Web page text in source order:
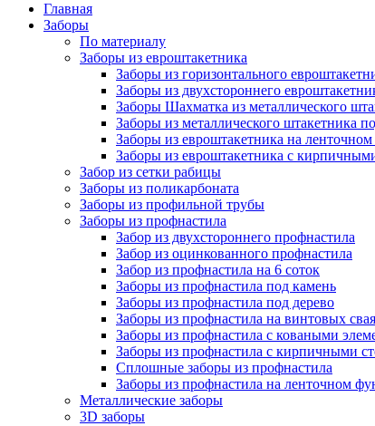
Главная
Заборы
По материалу
Заборы из евроштакетника
Заборы из горизонтального
Заборы из двухстороннего
Заборы Шахматка из металлического
Заборы из металлического штакетника
Заборы из евроштакетника на
Заборы из евроштакетника с
Забор из сетки рабицы
Заборы из поликарбоната
Заборы из профильной трубы
Заборы из профнастила
Забор из двухстороннего профнастила
Забор из оцинкованного профнастила
Забор из профнастила на 6 соток
Заборы из профнастила под камень
Заборы из профнастила под дерево
Заборы из профнастила на винтовых
Заборы из профнастила с коваными
Заборы из профнастила с кирпичными
Сплошные заборы из профнастила
Заборы из профнастила на ленточном
Металлические заборы
3D заборы